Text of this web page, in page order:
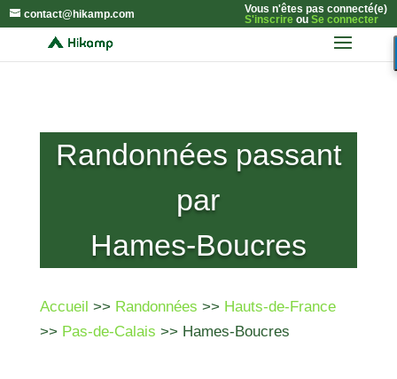
contact@hikamp.com
Vous n'êtes pas connecté(e)
S'inscrireou Se connecter
Randonnées passant
par
Hames-Boucres
Accueil >> Randonnées >> Hauts-de-France
>> Pas-de-Calais >> Hames-Boucres